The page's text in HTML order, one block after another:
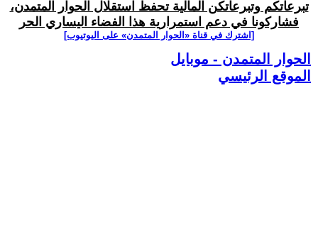
تبرعاتكم وتبرعاتكن المالية تحفظ استقلال الحوار المتمدن،
فشاركونا في دعم استمرارية هذا الفضاء اليساري الحر
[اشترك في قناة ‫«الحوار المتمدن» على اليوتيوب]
الحوار المتمدن - موبايل
الموقع الرئيسي